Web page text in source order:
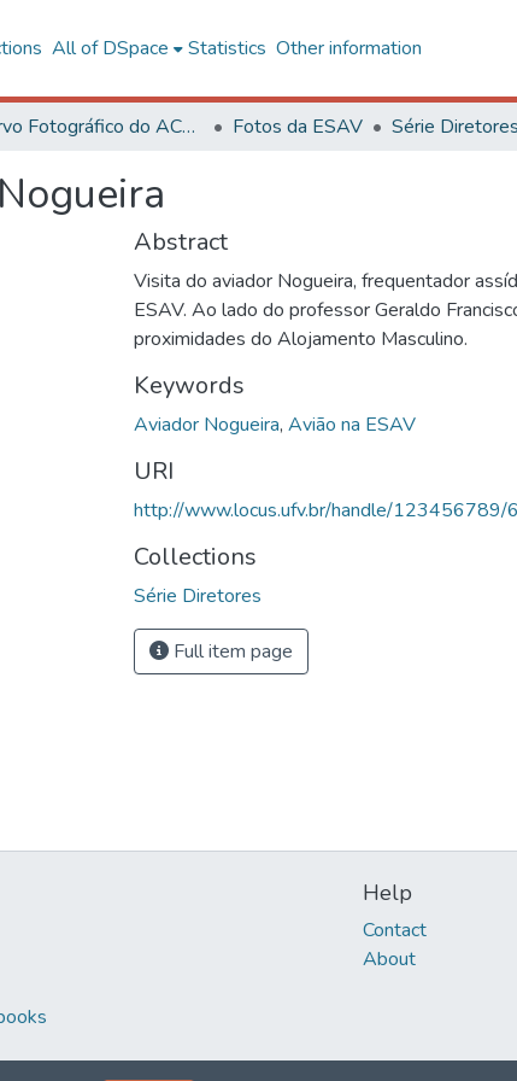
All of DSpace Statistics Other information
Acervo Fotográfico do ACH-UFV Fotos da ESAV Série Diretores
Abstract
Visita do aviador Nogueira, frequentador
ESAV. Ao lado do professor Geraldo
proximidades do Alojamento Masculino.
Keywords
Aviador Nogueira, Avião na ESAV
URI
http://www.locus.ufv.br/handle/123456789/
Collections
Série Diretores
Full item page
Help
Contact
About